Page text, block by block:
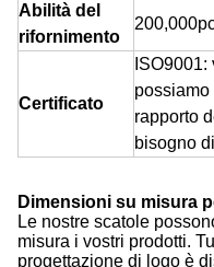
Abilità del
rifornimento
Certificato
possiamo
rapporto
bisogno di
Dimensioni su misura
Le nostre scatole
misura i vostri prodotti.
progettazione di logo è